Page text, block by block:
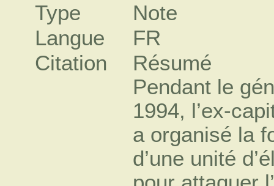
Type
Note
Langue
FR
Citation
Résumé
Pendant le
1994, l’ex-
a organisé la
d’une unité